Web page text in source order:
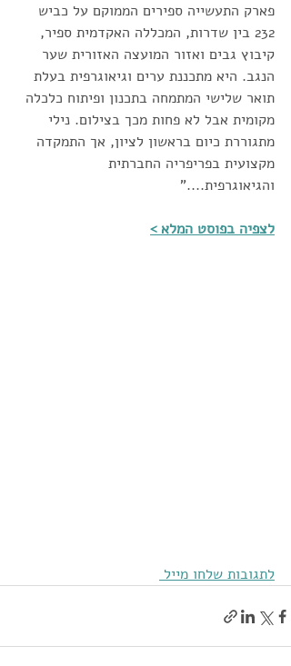
פארק התעשייה ספירים הממוקם על כביש
232 בין שדרות, המכללה האקדמית ספיר,
קיבוץ גבים ואזור המועצה האזורית שער
הנגב. היא מתכננת ערים וגיאוגרפית בעלת
תואר שלישי המתמחה בתכנון ופיתוח כלכלה
מקומית אבל לא פחות מכך בצילום. נילי
מתגוררת כיום בראשון לציון, אך התמקדה
מקצועית בפריפריה החברתית
והגיאוגרפית...."
לצפיה בפוסט המלא >
לתגובות שלחו מייל